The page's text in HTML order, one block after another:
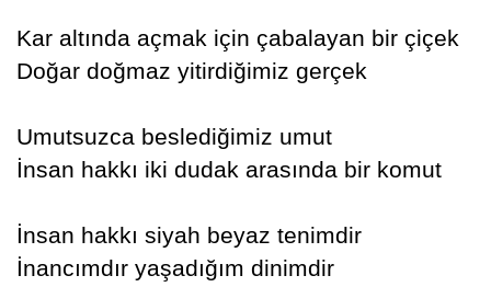
Kar altında açmak için çabalayan bir çiçek
Doğar doğmaz yitirdiğimiz gerçek
Umutsuzca beslediğimiz umut
İnsan hakkı iki dudak arasında bir komut
İnsan hakkı siyah beyaz tenimdir
İnancımdır yaşadığım dinimdir